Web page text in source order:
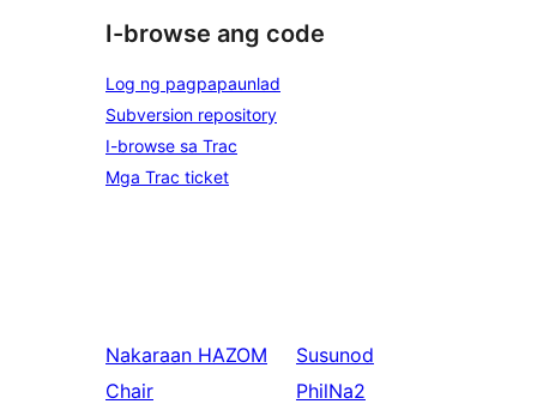
I-browse ang code
Log ng pagpapaunlad
Subversion repository
I-browse sa Trac
Mga Trac ticket
Nakaraan HAZOM
Chair
Susunod
PhilNa2